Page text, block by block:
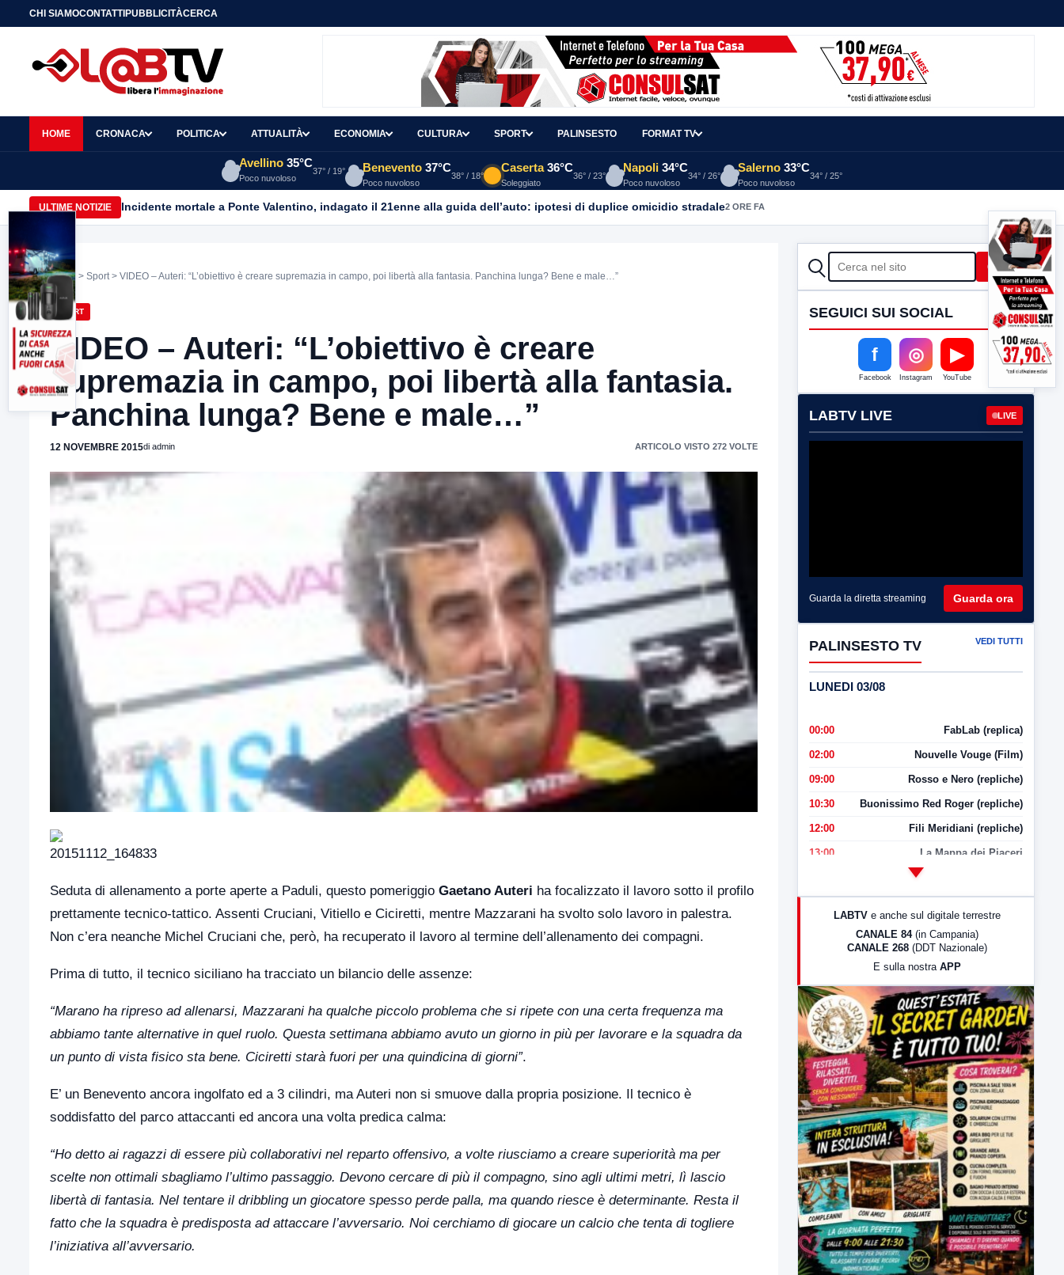
CHI SIAMOCONTATTIPUBBLICITÀCERCA
HOME CRONACA POLITICA ATTUALITÀ ECONOMIA CULTURA SPORT PALINSESTO FORMAT TV
Avellino 35°C
Poco nuvoloso
37° / 19° Benevento 37°C
Poco nuvoloso
38° / 18°
Caserta 36°C
Soleggiato
36° / 23°
Napoli 34°C
Poco nuvoloso
34° / 26°
Salerno 33°C
Poco nuvoloso
34° / 25°
ULTIME NOTIZIE Incidente mortale a Ponte Valentino, indagato il 21enne alla guida dell’auto: ipotesi di duplice omicidio stradale2 ORE FA
Home > Sport> VIDEO – Auteri: “L’obiettivo è creare supremazia in campo, poi libertà alla fantasia. Panchina lunga? Bene e male…”
SPORT
VIDEO – Auteri: “L’obiettivo è creare
supremazia in campo, poi libertà alla fantasia.
Panchina lunga? Bene e male…”
12 NOVEMBRE 2015di admin ARTICOLO VISTO 272 VOLTE
Seduta di allenamento a porte aperte a Paduli, questo pomeriggio Gaetano Auteri ha focalizzato il lavoro sotto il profilo
prettamente tecnico-tattico. Assenti Cruciani, Vitiello e Ciciretti, mentre Mazzarani ha svolto solo lavoro in palestra.
Non c’era neanche Michel Cruciani che, però, ha recuperato il lavoro al termine dell’allenamento dei compagni.
Prima di tutto, il tecnico siciliano ha tracciato un bilancio delle assenze:
“Marano ha ripreso ad allenarsi, Mazzarani ha qualche piccolo problema che si ripete con una certa frequenza ma
abbiamo tante alternative in quel ruolo. Questa settimana abbiamo avuto un giorno in più per lavorare e la squadra da
un punto di vista fisico sta bene. Ciciretti starà fuori per una quindicina di giorni”.
E’ un Benevento ancora ingolfato ed a 3 cilindri, ma Auteri non si smuove dalla propria posizione. Il tecnico è
soddisfatto del parco attaccanti ed ancora una volta predica calma:
“Ho detto ai ragazzi di essere più collaborativi nel reparto offensivo, a volte riusciamo a creare superiorità ma per
scelte non ottimali sbagliamo l’ultimo passaggio. Devono cercare di più il compagno, sino agli ultimi metri, lì lascio
libertà di fantasia. Nel tentare il dribbling un giocatore spesso perde palla, ma quando riesce è determinante. Resta il
fatto che la squadra è predisposta ad attaccare l’avversario. Noi cerchiamo di giocare un calcio che tenta di togliere
l’iniziativa all’avversario.
CERCA Cerca
SEGUICI SUI SOCIAL
f
Facebook
◎
Instagram
▶
YouTube
LABTV LIVE LIVE
Guarda la diretta streaming Guarda ora
PALINSESTO TV VEDI TUTTI
LUNEDI 03/08
00:00 FabLab (replica)
02:00 Nouvelle Vouge (Film)
09:00 Rosso e Nero (repliche)
10:30 Buonissimo Red Roger (repliche)
12:00 Fili Meridiani (repliche)
13:00 La Mappa dei Piaceri
LabNews (Diretta)
23:00 LabNews (replica)
LABTV e anche sul digitale terrestre
CANALE 84 (in Campania)
CANALE 268 (DDT Nazionale)
E sulla nostra APP